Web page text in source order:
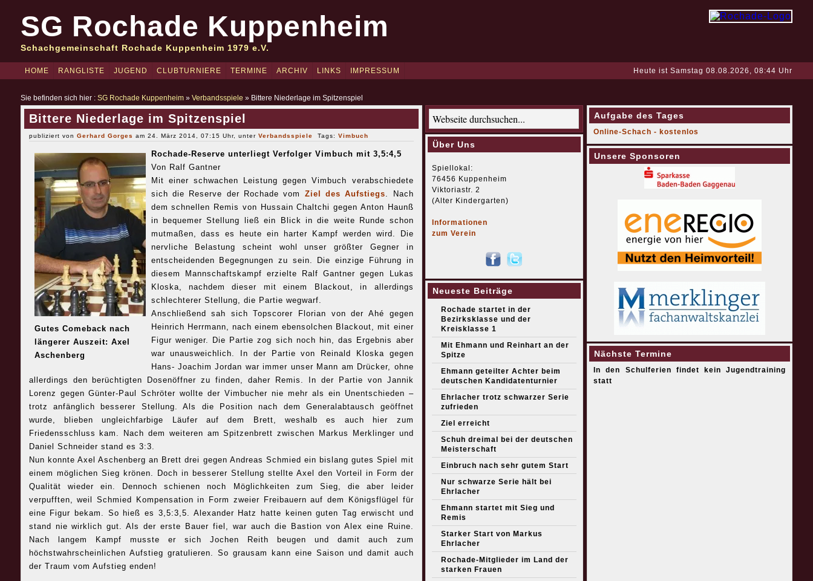
SG Rochade Kuppenheim
Schachgemeinschaft Rochade Kuppenheim 1979 e.V.
HOME RANGLISTE JUGEND CLUBTURNIERE TERMINE ARCHIV LINKS IMPRESSUM Heute ist Samstag 08.08.2026, 08:44 Uhr
Sie befinden sich hier : SG Rochade Kuppenheim» Verbandsspiele » Bittere Niederlage im Spitzenspiel
Bittere Niederlage im Spitzenspiel
publiziert von Gerhard Gorges am 24. März 2014, 07:15 Uhr, unter Verbandsspiele Tags: Vimbuch
Gutes Comeback nach
längerer Auszeit: Axel
Aschenberg
Rochade-Reserve unterliegt Verfolger Vimbuch mit 3,5:4,5
Von Ralf Gantner
Mit einer schwachen Leistung gegen Vimbuch verabschiedete
sich die Reserve der Rochade vom Ziel des Aufstiegs. Nach
dem schnellen Remis von Hussain Chaltchi gegen Anton Haunß
in bequemer Stellung ließ ein Blick in die weite Runde schon
mutmaßen, dass es heute ein harter Kampf werden wird. Die
nervliche Belastung scheint wohl unser größter Gegner in
entscheidenden Begegnungen zu sein. Die einzige Führung in
diesem Mannschaftskampf erzielte Ralf Gantner gegen Lukas
Kloska, nachdem dieser mit einem Blackout, in allerdings
schlechterer Stellung, die Partie wegwarf.
Anschließend sah sich Topscorer Florian von der Ahé gegen
Heinrich Herrmann, nach einem ebensolchen Blackout, mit einer
Figur weniger. Die Partie zog sich noch hin, das Ergebnis aber
war unausweichlich. In der Partie von Reinald Kloska gegen
Hans- Joachim Jordan war immer unser Mann am Drücker, ohne
allerdings den berüchtigten Dosenöffner zu finden, daher Remis. In der Partie von Jannik
Lorenz gegen Günter-Paul Schröter wollte der Vimbucher nie mehr als ein Unentschieden –
trotz anfänglich besserer Stellung. Als die Position nach dem Generalabtausch geöffnet
wurde, blieben ungleichfarbige Läufer auf dem Brett, weshalb es auch hier zum
Friedensschluss kam. Nach dem weiteren am Spitzenbrett zwischen Markus Merklinger und
Daniel Schneider stand es 3:3.
Nun konnte Axel Aschenberg an Brett drei gegen Andreas Schmied ein bislang gutes Spiel mit
einem möglichen Sieg krönen. Doch in besserer Stellung stellte Axel den Vorteil in Form der
Qualität wieder ein. Dennoch schienen noch Möglichkeiten zum Sieg, die aber leider
verpufften, weil Schmied Kompensation in Form zweier Freibauern auf dem Königsflügel für
eine Figur bekam. So hieß es 3,5:3,5. Alexander Hatz hatte keinen guten Tag erwischt und
stand nie wirklich gut. Als der erste Bauer fiel, war auch die Bastion von Alex eine Ruine.
Nach langem Kampf musste er sich Jochen Reith beugen und damit auch zum
höchstwahrscheinlichen Aufstieg gratulieren. So grausam kann eine Saison und damit auch
der Traum vom Aufstieg enden!
Über Uns
Spiellokal:
76456 Kuppenheim
Viktoriastr. 2
(Alter Kindergarten)
Informationen
zum Verein
Neueste Beiträge
Rochade startet in der
Bezirksklasse und der
Kreisklasse 1
Mit Ehmann und Reinhart an der
Spitze
Ehmann geteilter Achter beim
deutschen Kandidatenturnier
Ehrlacher trotz schwarzer Serie
zufrieden
Ziel erreicht
Schuh dreimal bei der deutschen
Meisterschaft
Einbruch nach sehr gutem Start
Nur schwarze Serie hält bei
Ehrlacher
Ehmann startet mit Sieg und
Remis
Starker Start von Markus
Ehrlacher
Rochade-Mitglieder im Land der
starken Frauen
Aufgabe des Tages
Online-Schach - kostenlos
Unsere Sponsoren
Nächste Termine
In den Schulferien findet kein Jugendtraining
statt